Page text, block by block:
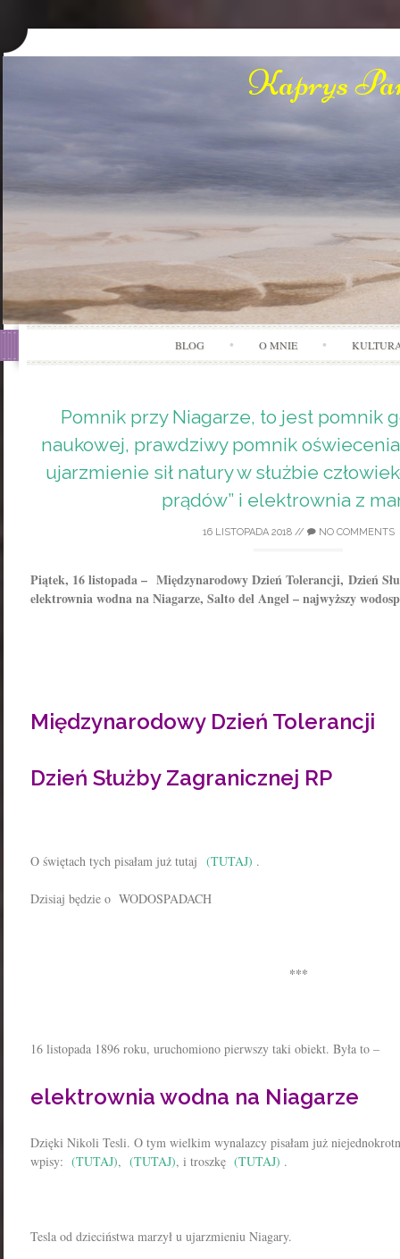
Kaprys
BLOG O MNIE
Pomnik przy Niagarze, to jest pomnik
naukowej, prawdziwy pomnik
ujarzmienie sił natury w służbie
prądów” i elektrownia z
16 LISTOPADA 2018// NO COMMENTS
Piątek, 16 listopada – Międzynarodowy Dzień Tolerancji, Dzień
elektrownia wodna na Niagarze, Salto del Angel – najwyższy
Międzynarodowy Dzień Tolerancji
Dzień Służby Zagranicznej RP
O świętach tych pisałam już tutaj (TUTAJ) .
Dzisiaj będzie o WODOSPADACH
***
16 listopada 1896 roku, uruchomiono pierwszy taki obiekt. Była to –
elektrownia wodna na Niagarze
Dzięki Nikoli Tesli. O tym wielkim wynalazcy pisałam już
wpisy: (TUTAJ), (TUTAJ), i troszkę (TUTAJ) .
Tesla od dzieciństwa marzył u ujarzmieniu Niagary.